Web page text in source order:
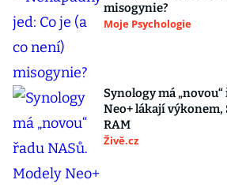
misogynie?
Moje Psychologie
Synology má
Neo+ lákají výkonem,
RAM
Živě.cz